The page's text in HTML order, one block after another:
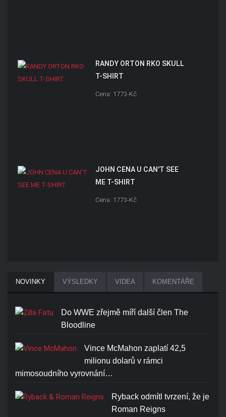
RANDY ORTON RKO SKULL
T-SHIRT
Cena: 1773-Kč
JOHN CENA U CAN'T SEE
ME T-SHIRT
Cena: 1773-Kč
NOVINKY VÝSLEDKY VIDEA KOMENTÁŘE
Do WWE zřejmě míří další člen The
Bloodline
Vince McMahon zaplatí 42,5
milionu dolarů v rámci
mimosoudního vyrovnání…
Ryback odmítl tvrzení, že je
Roman Reigns